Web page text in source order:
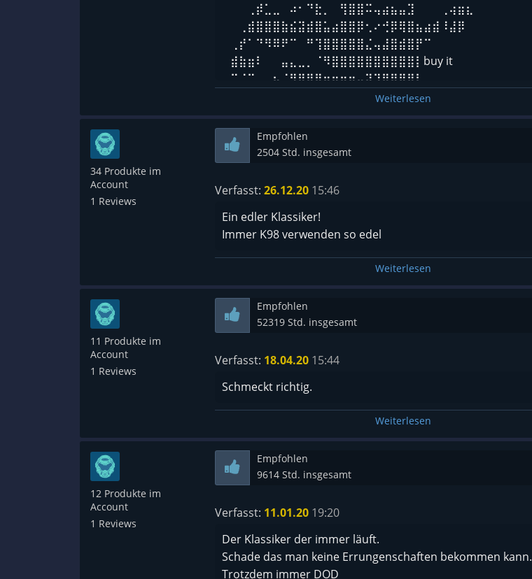
⠀⠀⠀⢀⡾⣁⣀⠀⠴⠂⠙⣗⡀⠀⢻⣿⣿⠭⢤⣴⣦⣤⣹⠀⠀⠀⢀⢴⣶⣆
⠀⠀⢀⣾⣿⣿⣿⣷⣮⣽⣾⣿⣥⣴⣿⣿⡿⢂⠔⢚⡿⢿⣿⣦⣴⣾⠸⣼⡿
⠀⢀⡞⠁⠙⠻⠿⠟⠉⠀⠛⢹⣿⣿⣿⣿⣿⣌⢤⣼⣿⣾⣿⡟⠉
⠀⣾⣷⣶⠇⠀⠀⣤⣄⣀⡀⠈⠻⣿⣿⣿⣿⣿⣿⣿⣿⣿⣿⡇buy it
⠀⠉⠈⠉⠀⠀⢦⡈⢻⣿⣿⣿⣶⣶⣶⣶⣤⣽⡹⣿⣿⣿⣿⡇
⠀⠀⠀⠀⠀⠀⠀⠉⠲⣽⡻⢿⣿⣿⣿⣿⣿⣿⣷⣜⣿⣿⣿⡇
⠀⠀ ⠀⠀⠀⠀⠀⢸⣿⣿⣷⣶⣮⣭⣽⣿⣿⣿⣿⣿⣿⣿⠇
⠀⠀⠀⠀⠀⠀⣀⣀⣈⣿⣿⣿⣿⣿⣿⣿⣿⣿⣿⣿⣿⣿⠇
⠀⠀⠀⠀⠀⠀⢿⣿⣿⣿⣿⣿⣿⣿⣿⣿⣿⣿⣿⣿⣿
Weiterlesen
34 Produkte im
Account
1 Reviews
Empfohlen
2504 Std. insgesamt
Verfasst: 26.12.2015:46
Ein edler Klassiker!
Immer K98 verwenden so edel
Weiterlesen
11 Produkte im
Account
1 Reviews
Empfohlen
52319 Std. insgesamt
Verfasst: 18.04.2015:44
Schmeckt richtig.
Weiterlesen
12 Produkte im
Account
1 Reviews
Empfohlen
9614 Std. insgesamt
Verfasst: 11.01.2019:20
Der Klassiker der immer läuft.
Schade das man keine Errungenschaften bekommen kann.
Trotzdem immer DOD